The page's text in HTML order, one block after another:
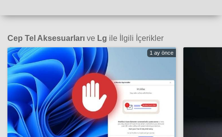
Cep Tel Aksesuarları ve Lg ile İlgili İçerikler
1 ay önce